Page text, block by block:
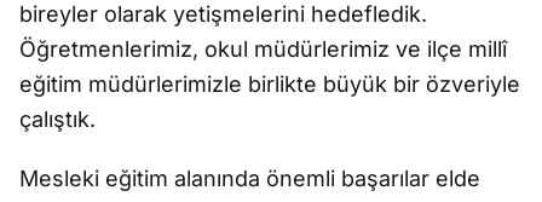
bireyler olarak yetişmelerini hedefledik.
Öğretmenlerimiz, okul müdürlerimiz ve ilçe millî
eğitim müdürlerimizle birlikte büyük bir özveriyle
çalıştık.
Mesleki eğitim alanında önemli başarılar elde